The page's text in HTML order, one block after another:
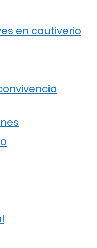
en cautiverio